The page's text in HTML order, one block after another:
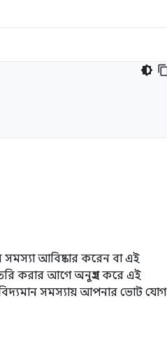
আবিষ্কার করেন বা এই
করার আগে অনুগ্রহ করে এই
সমস্যায় আপনার ভোট যোগ